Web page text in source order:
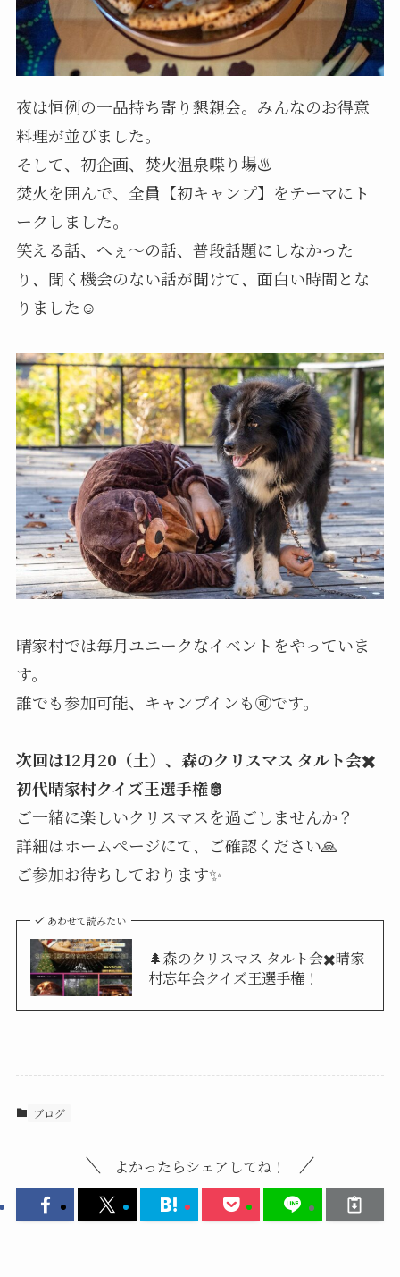
夜は恒例の一品持ち寄り懇親会。みんなのお得意
料理が並びました。
そして、初企画、焚火温泉喋り場♨️
焚火を囲んで、全員【初キャンプ】をテーマにト
ークしました。
笑える話、へぇ～の話、普段話題にしなかった
り、聞く機会のない話が聞けて、面白い時間とな
りました☺️
晴家村では毎月ユニークなイベントをやっていま
す。
誰でも参加可能、キャンプインも🉑です。
次回は12月20（土）、森のクリスマス タルト会✖️
初代晴家村クイズ王選手権🫅
ご一緒に楽しいクリスマスを過ごしませんか？
詳細はホームページにて、ご確認ください🙏
ご参加お待ちしております✨
あわせて読みたい
🌲森のクリスマス タルト会✖️晴家
村忘年会クイズ王選手権！
ブログ
よかったらシェアしてね！